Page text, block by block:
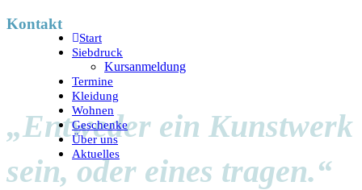
Kontakt
„Entweder ein Kunstwerk
sein, oder eines tragen.“
Start
Siebdruck
Kursanmeldung
Termine
Kleidung
Wohnen
Geschenke
Über uns
Aktuelles